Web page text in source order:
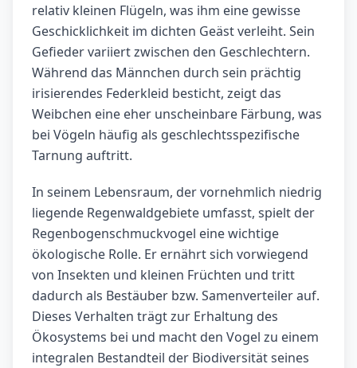
relativ kleinen Flügeln, was ihm eine gewisse
Geschicklichkeit im dichten Geäst verleiht. Sein
Gefieder variiert zwischen den Geschlechtern.
Während das Männchen durch sein prächtig
irisierendes Federkleid besticht, zeigt das
Weibchen eine eher unscheinbare Färbung, was
bei Vögeln häufig als geschlechtsspezifische
Tarnung auftritt.
In seinem Lebensraum, der vornehmlich niedrig
liegende Regenwaldgebiete umfasst, spielt der
Regenbogenschmuckvogel eine wichtige
ökologische Rolle. Er ernährt sich vorwiegend
von Insekten und kleinen Früchten und tritt
dadurch als Bestäuber bzw. Samenverteiler auf.
Dieses Verhalten trägt zur Erhaltung des
Ökosystems bei und macht den Vogel zu einem
integralen Bestandteil der Biodiversität seines